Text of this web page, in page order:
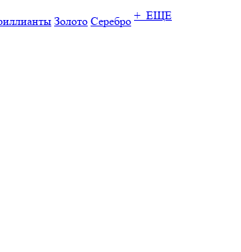
Золото Серебро + ЕЩЕ